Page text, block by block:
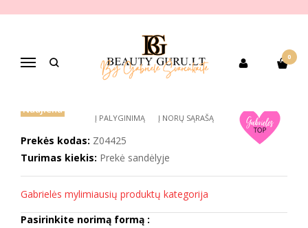
Navigacija
0
Pagrindinis PREKIŲ KATEGORIJOS
Dekoratyvinė kosmetika
ZOLA DROŽTUKAS
Naujiena
Į PALYGINIMĄ Į NORŲ SĄRAŠĄ
Prekės kodas: Z04425
Turimas kiekis: Prekė sandėlyje
Gabrielės mylimiausių produktų kategorija
Pasirinkite norimą formą :